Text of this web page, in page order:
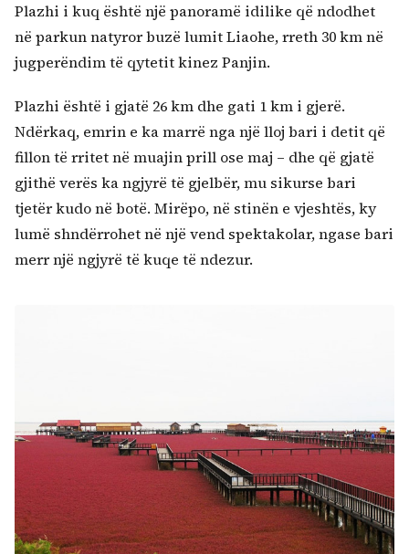
Kërko:
Plazhi i kuq është një panoramë idilike që ndodhet
në parkun natyror buzë lumit Liaohe, rreth 30 km në
jugperëndim të qytetit kinez Panjin.
Plazhi është i gjatë 26 km dhe gati 1 km i gjerë.
Ndërkaq, emrin e ka marrë nga një lloj bari i detit që
fillon të rritet në muajin prill ose maj – dhe që gjatë
gjithë verës ka ngjyrë të gjelbër, mu sikurse bari
tjetër kudo në botë. Mirëpo, në stinën e vjeshtës, ky
lumë shndërrohet në një vend spektakolar, ngase bari
merr një ngjyrë të kuqe të ndezur.